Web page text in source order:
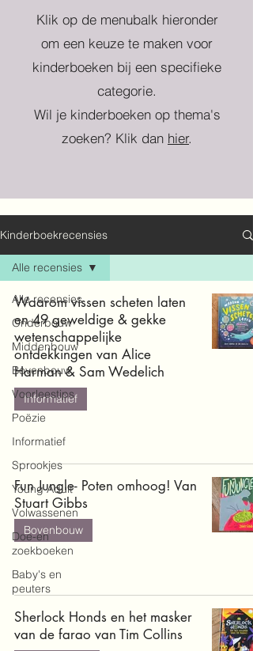
Klik op de menubalk hieronder
om een keuze te maken voor
kinderboeken bij een specifieke
categorie.
Wil je kinderboeken op thema's
zoeken? Klik dan hier.
Kinderboekrecensies
Alle recensies
Onderbouw
Middenbouw
Bovenbouw
Voorleestips
Poëzie
Informatief
Sprookjes
Young Adult
Volwassenen
Doe-en
zoekboeken
Baby's en
peuters
Alle recensies
Waarom vissen scheten laten
en 49 geweldige & gekke
wetenschappelijke
ontdekkingen van Alice
Harman & Sam Wedelich
Informatief
Fun Jungle- Poten omhoog! Van
Stuart Gibbs
Bovenbouw
Sherlock Honds en het masker
van de farao van Tim Collins